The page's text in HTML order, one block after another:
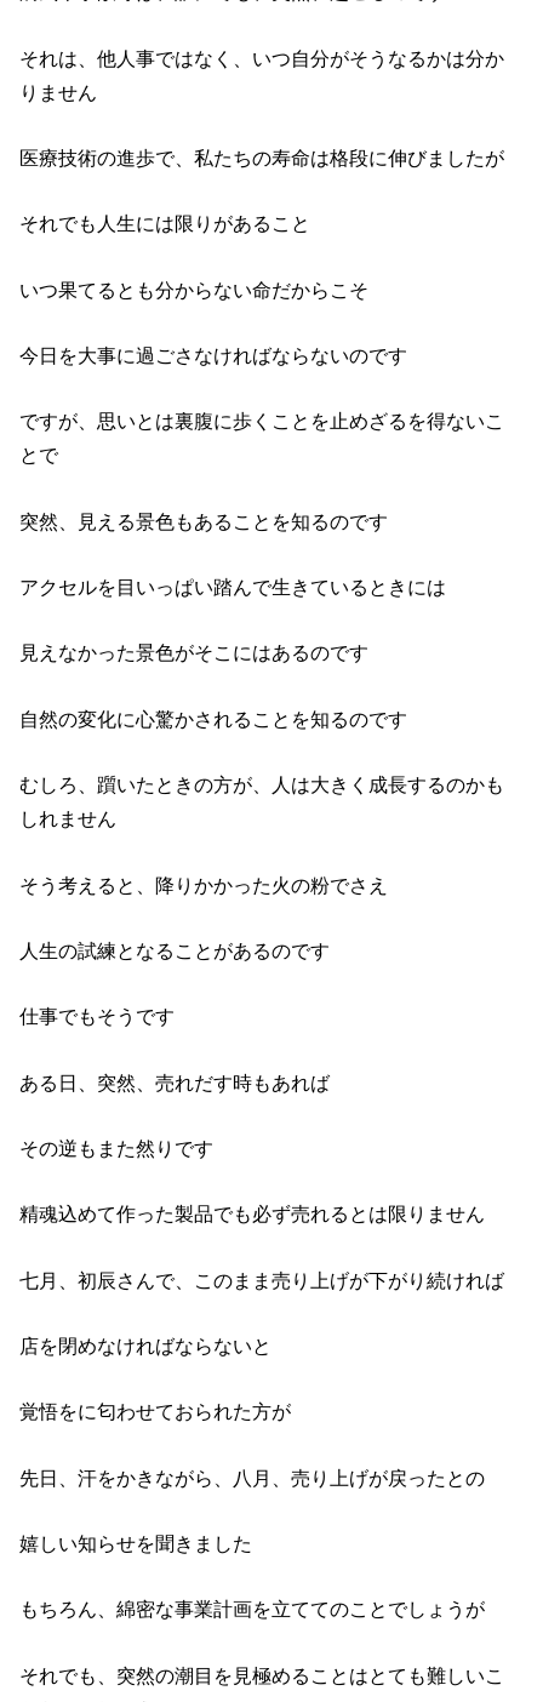
それは、他人事ではなく、いつ自分がそうなるかは分か
りません
医療技術の進歩で、私たちの寿命は格段に伸びましたが
それでも人生には限りがあること
いつ果てるとも分からない命だからこそ
今日を大事に過ごさなければならないのです
ですが、思いとは裏腹に歩くことを止めざるを得ないこ
とで
突然、見える景色もあることを知るのです
アクセルを目いっぱい踏んで生きているときには
見えなかった景色がそこにはあるのです
自然の変化に心驚かされることを知るのです
むしろ、躓いたときの方が、人は大きく成長するのかも
しれません
そう考えると、降りかかった火の粉でさえ
人生の試練となることがあるのです
仕事でもそうです
ある日、突然、売れだす時もあれば
その逆もまた然りです
精魂込めて作った製品でも必ず売れるとは限りません
七月、初辰さんで、このまま売り上げが下がり続ければ
店を閉めなければならないと
覚悟をに匂わせておられた方が
先日、汗をかきながら、八月、売り上げが戻ったとの
嬉しい知らせを聞きました
もちろん、綿密な事業計画を立ててのことでしょうが
それでも、突然の潮目を見極めることはとても難しいこ